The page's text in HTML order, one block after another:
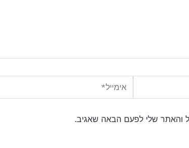
אימייל*
והאתר שלי לפעם הבאה שאגיב.